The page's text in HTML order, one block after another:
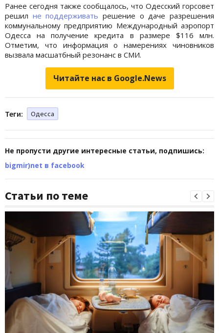
Ранее сегодня также сообщалось, что Одесский горсовет
решил не поддерживать решение о даче разрешения
коммунальному предприятию Международный аэропорт
Одесса на получение кредита в размере $116 млн.
Отметим, что информация о намерениях чиновников
вызвала масшатбный резонанс в СМИ.
Читайте нас в Google.News
Теги: Одесса
Не пропусти другие интересные статьи, подпишись:
bigmir)net в facebook
Статьи по теме